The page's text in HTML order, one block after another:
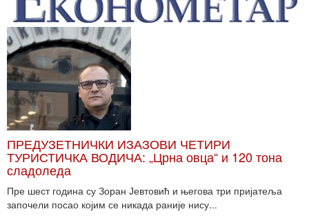
ПРЕДУЗЕТНИЧКИ ИЗАЗОВИ ЧЕТИРИ
ТУРИСТИЧКА ВОДИЧА: „Црна овца“ и 120 тона
сладоледа
Пре шест година су Зоран Јевтовић и његова три пријатеља
започели посао којим се никада раније нису...